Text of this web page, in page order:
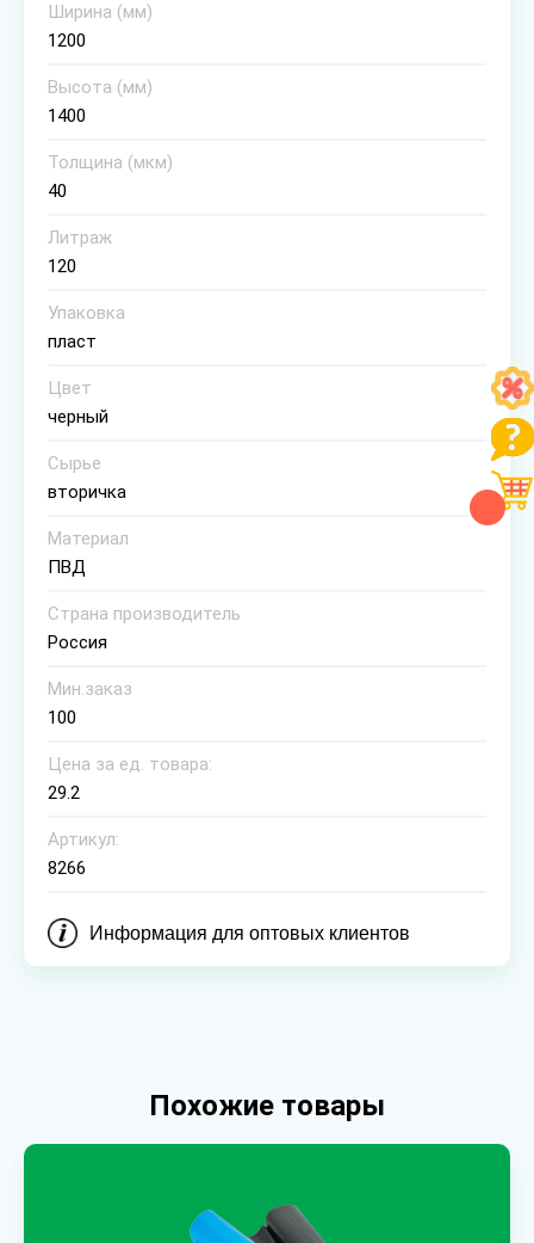
Ширина (мм)
1200
Высота (мм)
1400
Толщина (мкм)
40
Литраж
120
Упаковка
пласт
Цвет
черный
Сырье
вторичка
Материал
ПВД
Страна производитель
Россия
Мин.заказ
100
Цена за ед. товара:
29.2
Артикул:
8266
Информация для оптовых клиентов
Похожие товары